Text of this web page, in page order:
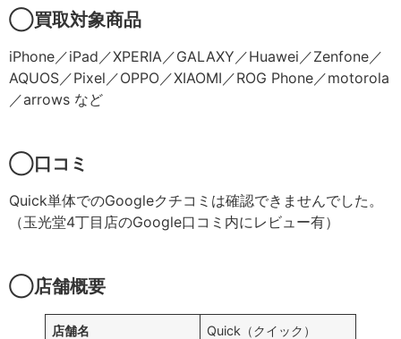
◯買取対象商品
iPhone／iPad／XPERIA／GALAXY／Huawei／Zenfone／
AQUOS／Pixel／OPPO／XIAOMI／ROG Phone／motorola
／arrows など
◯口コミ
Quick単体でのGoogleクチコミは確認できませんでした。
（玉光堂4丁目店のGoogle口コミ内にレビュー有）
◯店舗概要
店舗名 Quick（クイック）